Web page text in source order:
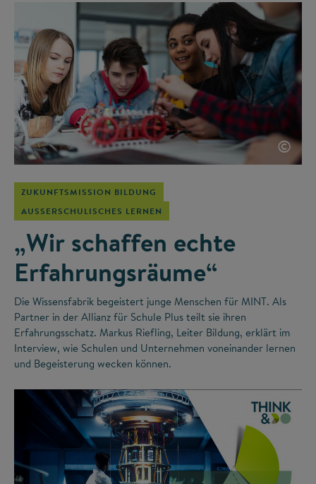
©
ZUKUNFTSMISSION BILDUNG
AUSSERSCHULISCHES LERNEN
„Wir schaffen echte
Erfahrungsräume“
Die Wissensfabrik begeistert junge Menschen für MINT. Als
Partner in der Allianz für Schule Plus teilt sie ihren
Erfahrungsschatz. Markus Riefling, Leiter Bildung, erklärt im
Interview, wie Schulen und Unternehmen voneinander lernen
und Begeisterung wecken können.